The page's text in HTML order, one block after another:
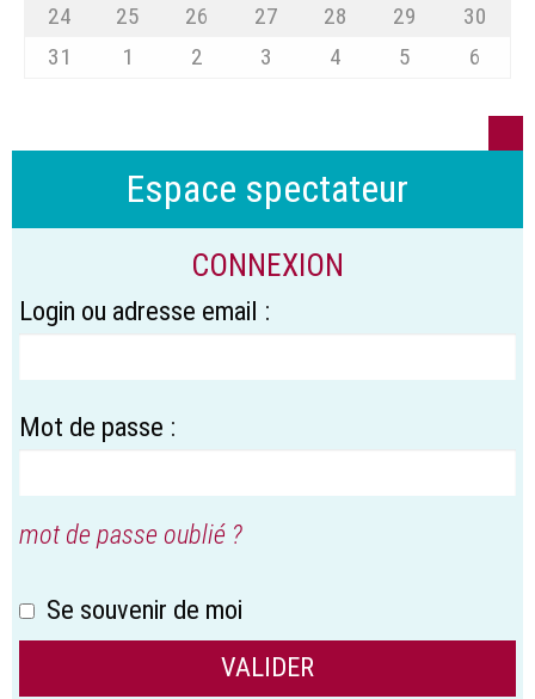
24
25 26 27 28 29
30
31
1 2 3 4 5 6
Espace spectateur
CONNEXION
Login ou adresse email :
Mot de passe :
mot de passe oublié ?
Se souvenir de moi